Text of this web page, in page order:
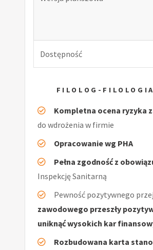
Dostępność
FILOLOG-
Kompletna ocena
do wdrożenia w firmie
Opracowanie wg PHA
Pełna zgodność z
Inspekcję Sanitarną
Pewność pozytywnego
zawodowego przeszły
uniknąć wysokich kar
Rozbudowana karta